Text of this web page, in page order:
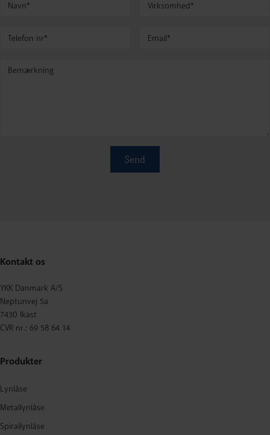
Kontakt os
YKK Danmark A/S
Neptunvej 5a
7430 Ikast
CVR nr.: 69 58 64 14
Produkter
Lynlåse
Metallynlåse
Spirallynlåse